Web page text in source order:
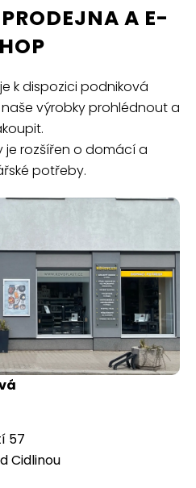
A E-
k dispozici podniková
výrobky prohlédnout a
je rozšířen o domácí a
potřeby.
57
Cidlinou